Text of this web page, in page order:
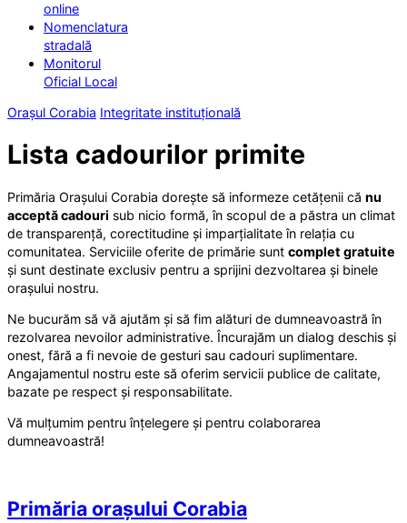
online
Nomenclatura
stradală
Monitorul
Oficial Local
Orașul Corabia Integritate instituțională
Lista cadourilor primite
Primăria Orașului Corabia dorește să informeze cetățenii că nu
acceptă cadouri sub nicio formă, în scopul de a păstra un climat
de transparență, corectitudine și imparțialitate în relația cu
comunitatea. Serviciile oferite de primărie sunt complet gratuite
și sunt destinate exclusiv pentru a sprijini dezvoltarea și binele
orașului nostru.
Ne bucurăm să vă ajutăm și să fim alături de dumneavoastră în
rezolvarea nevoilor administrative. Încurajăm un dialog deschis și
onest, fără a fi nevoie de gesturi sau cadouri suplimentare.
Angajamentul nostru este să oferim servicii publice de calitate,
bazate pe respect și responsabilitate.
Vă mulțumim pentru înțelegere și pentru colaborarea
dumneavoastră!
Primăria orașului Corabia